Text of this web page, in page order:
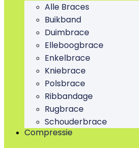
Alle Braces
Buikband
Duimbrace
Elleboogbrace
Enkelbrace
Kniebrace
Polsbrace
Ribbandage
Rugbrace
Schouderbrace
Compressie